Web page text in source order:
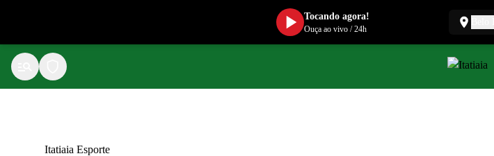
Itatiaia Esporte
Tocando agora!
Ouça ao vivo/24h